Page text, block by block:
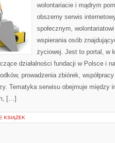
wolontariacie i mądrym
obszerny serwis
społecznym,
wspierania osób
życiowej. Jest to portal, w
działalności fundacji w Polsce i
prowadzenia zbiórek,
Tematyka serwisu obejmuje między
[…]
KSIĄŻEK